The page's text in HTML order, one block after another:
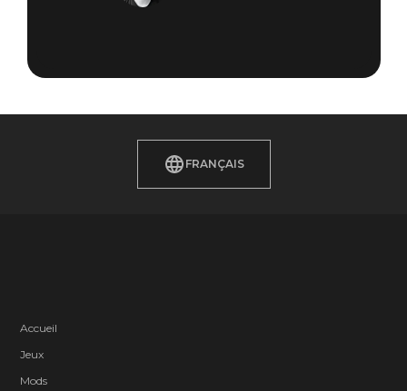
FRANÇAIS
Accueil
Jeux
Mods